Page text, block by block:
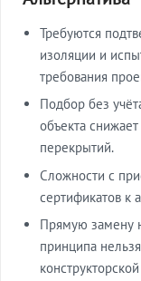
Требуются
изоляции и
требования
Подбор без
объекта
перекрытий.
Сложности с
сертификатов к
Прямую замену
принципа